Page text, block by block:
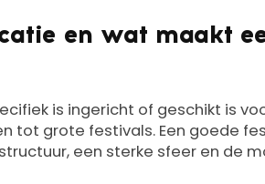
en wat maakt
is ingericht of geschikt is
tot grote festivals. Een goede
een sterke sfeer en de